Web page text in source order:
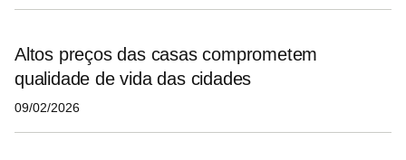
Altos preços das casas comprometem
qualidade de vida das cidades
09/02/2026